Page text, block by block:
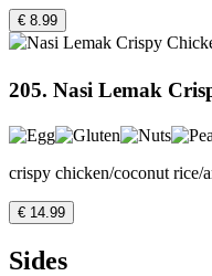
€ 8.99
205. Nasi Lemak
crispy chicken/coconut rice/
€ 14.99
Sides